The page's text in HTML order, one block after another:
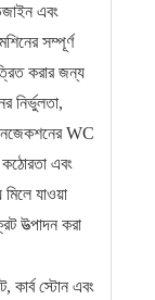
এবং
সম্পূর্ণ
করার জন্য
নির্ভুলতা,
ইনজেকশনের WC
এবং
যাওয়া
উত্পাদন করা
কার্ব স্টোন এবং